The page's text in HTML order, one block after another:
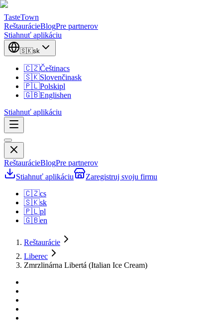
TasteTown
ReštaurácieBlogPre partnerov
Stiahnuť aplikáciu
🇸🇰sk
🇨🇿Češtinacs
🇸🇰Slovenčinask
🇵🇱Polskipl
🇬🇧Englishen
Stiahnuť aplikáciu
ReštaurácieBlogPre partnerov
Stiahnuť aplikáciu
Zaregistruj svoju firmu
🇨🇿cs
🇸🇰sk
🇵🇱pl
🇬🇧en
Reštaurácie
Liberec
Zmrzlinárna Libertá (Italian Ice Cream)